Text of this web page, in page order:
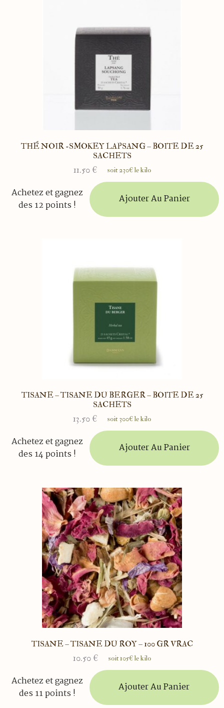
THÉ NOIR -SMOKEY LAPSANG – BOITE DE 25
SACHETS
11.50 € soit 230€ le kilo
Achetez et gagnez
des 12 points !
Ajouter Au Panier
TISANE – TISANE DU BERGER – BOITE DE 25
SACHETS
13.50 € soit 300€ le kilo
Achetez et gagnez
des 14 points !
Ajouter Au Panier
TISANE – TISANE DU ROY – 100 GR VRAC
10.50 € soit 105€ le kilo
Achetez et gagnez
des 11 points !
Ajouter Au Panier